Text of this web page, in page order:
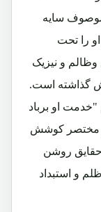
سایه
را تحت
وظالم و نیزیک
گذاشته است.
"خدمت او برباد
مختصر کوشش
حقایق روشن
و استبداد